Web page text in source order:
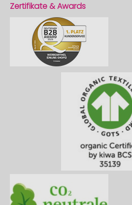
Zertifikate & Awards